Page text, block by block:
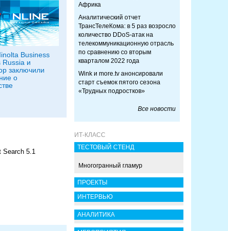
Business
Russia и
заключили
о
Search 5.1
Африка
Аналитический отчет
ТрансТелеКома: в 5 раз возросло
количество DDoS-атак на
телекоммуникационную отрасль
по сравнению со вторым
кварталом 2022 года
Wink и more.tv анонсировали
старт съемок пятого сезона
«Трудных подростков»
Все новости
ИТ-КЛАСС
ТЕСТОВЫЙ СТЕНД
Многогранный гламур
ПРОЕКТЫ
ИНТЕРВЬЮ
АНАЛИТИКА